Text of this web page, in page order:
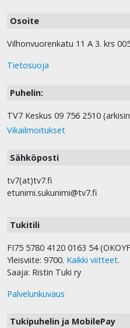
Osoite
Vilhonvuorenkatu 11 A 3. krs
Tietosuoja
Puhelin:
TV7 Keskus 09 756 2510
Vikailmoitukset
Sähköposti
tv7(at)tv7.fi
etunimi.sukunimi@tv7.fi
Tukitili
FI75 5780 4120 0163 54
Yleisviite: 9700. Kaikki viitteet.
Saaja: Ristin Tuki ry
Palvelunkuvaus
Tukipuhelin ja MobilePay